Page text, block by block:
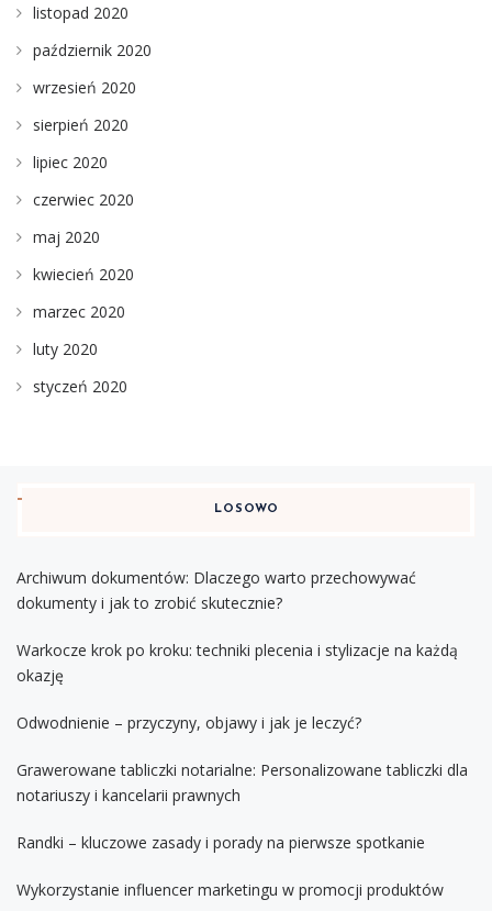
listopad 2020
październik 2020
wrzesień 2020
sierpień 2020
lipiec 2020
czerwiec 2020
maj 2020
kwiecień 2020
marzec 2020
luty 2020
styczeń 2020
LOSOWO
Archiwum dokumentów: Dlaczego warto przechowywać
dokumenty i jak to zrobić skutecznie?
Warkocze krok po kroku: techniki plecenia i stylizacje na każdą
okazję
Odwodnienie – przyczyny, objawy i jak je leczyć?
Grawerowane tabliczki notarialne: Personalizowane tabliczki dla
notariuszy i kancelarii prawnych
Randki – kluczowe zasady i porady na pierwsze spotkanie
Wykorzystanie influencer marketingu w promocji produktów